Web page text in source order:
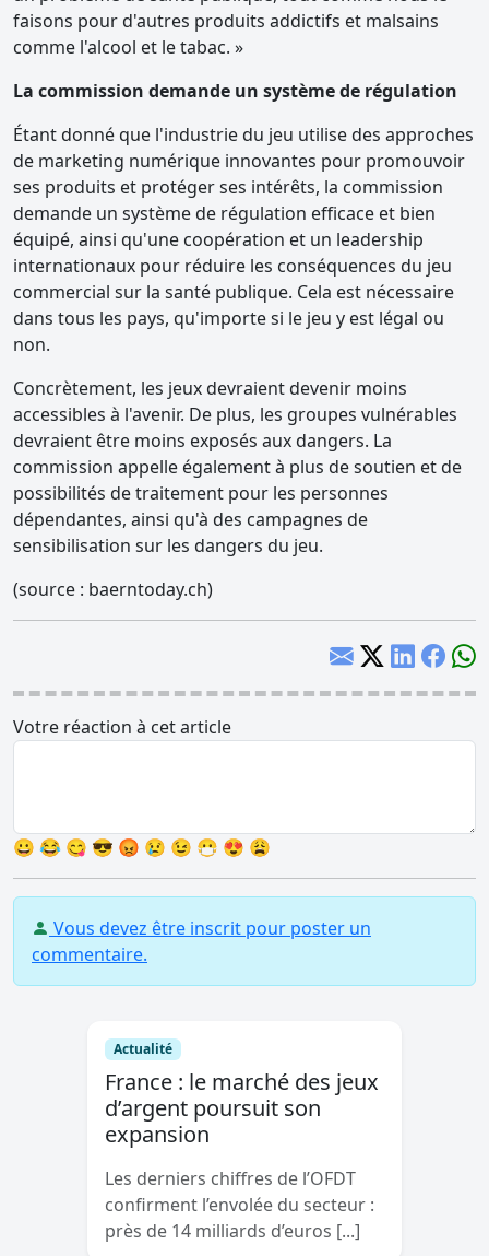
faisons pour d'autres produits addictifs et malsains
comme l'alcool et le tabac. »
La commission demande un système de régulation
Étant donné que l'industrie du jeu utilise des approches
de marketing numérique innovantes pour promouvoir
ses produits et protéger ses intérêts, la commission
demande un système de régulation efficace et bien
équipé, ainsi qu'une coopération et un leadership
internationaux pour réduire les conséquences du jeu
commercial sur la santé publique. Cela est nécessaire
dans tous les pays, qu'importe si le jeu y est légal ou
non.
Concrètement, les jeux devraient devenir moins
accessibles à l'avenir. De plus, les groupes vulnérables
devraient être moins exposés aux dangers. La
commission appelle également à plus de soutien et de
possibilités de traitement pour les personnes
dépendantes, ainsi qu'à des campagnes de
sensibilisation sur les dangers du jeu.
(source : baerntoday.ch)
Votre réaction à cet article
😀 😂 😋 😎 😡 😢 😉 😷 😍 😩
Vous devez être inscrit pour poster un
commentaire.
Actualité
France : le marché des jeux
d’argent poursuit son
expansion
Les derniers chiffres de l’OFDT
confirment l’envolée du secteur :
près de 14 milliards d’euros [...]